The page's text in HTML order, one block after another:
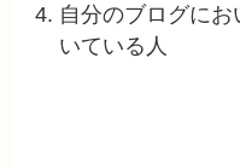
自分のブログに
いている人